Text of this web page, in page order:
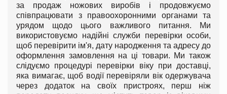
за продаж ножових виробів і продовжуємо
співпрацювати з правоохоронними органами та
урядом щодо цього важливого питання. Ми
використовуємо надійні служби перевірки особи,
щоб перевірити ім'я, дату народження та адресу до
оформлення замовлення на ці товари. Ми також
слідуємо процедурі перевірки віку при доставці,
яка вимагає, щоб водії перевіряли вік одержувача
через додаток на своїх пристроях, перш ніж